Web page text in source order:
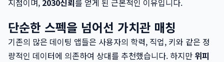
지점이며, 2030신뢰를 얻게 된 근본적인 이유입니다.
단순한 스펙을 넘어선 가치관 매칭
기존의 많은 데이팅 앱들은 사용자의 학력, 직업, 키와 같은 정
량적인 데이터에 의존하여 상대를 추천했습니다. 하지만 위피